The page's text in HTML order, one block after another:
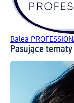
Balea
Pasujące tematy